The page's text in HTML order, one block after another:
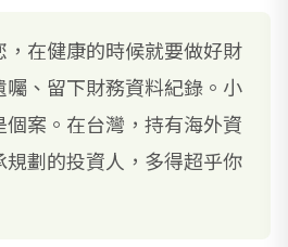
，在健康的時候就要做好財
、留下財務資料紀錄。小
個案。在台灣，持有海外資
規劃的投資人，多得超乎你